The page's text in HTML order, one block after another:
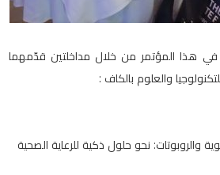
هذا المؤتمر من خلال مداخلتين قدّمهما
والعلوم بالكاف :
والروبوتات: نحو حلول ذكية للرعاية الصحية